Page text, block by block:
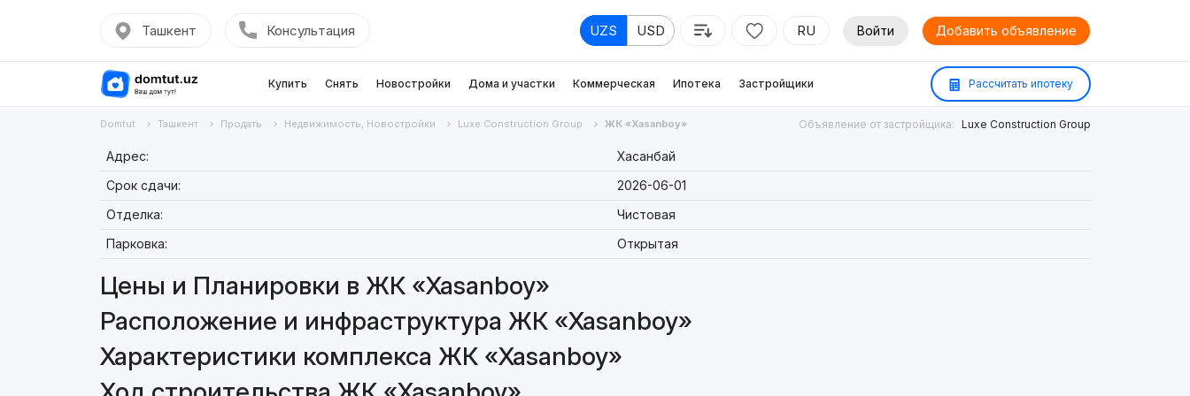
Ташкент Консультация UZS USD RU Войти Добавить объявление
Купить Снять Новостройки Дома и участки Коммерческая Ипотека Застройщики Рассчитать ипотеку
Domtut Ташкент Продать Недвижимость, Новостройки Luxe Construction Group ЖК «Xasanboy» Объявление от застройщика: Luxe Construction Group
Адрес:
Хасанбай
Срок сдачи:
2026-06-01
Отделка:
Чистовая
Парковка:
Открытая
Цены и Планировки в ЖК «Xasanboy»
Расположение и инфраструктура ЖК «Xasanboy»
Характеристики комплекса ЖК «Xasanboy»